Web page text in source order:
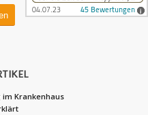
Krankenhaus